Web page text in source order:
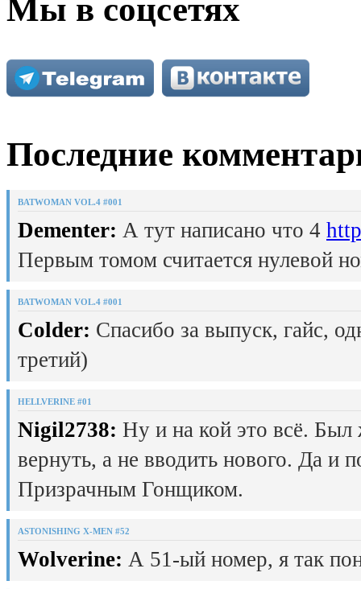
Мы в соцсетях
Последние
BATWOMAN VOL.4 #001
Dementer: А тут написано что 4
Первым томом считается нулевой
BATWOMAN VOL.4 #001
Colder: Спасибо за выпуск, гайс,
третий)
HELLVERINE #01
Nigil2738: Ну и на кой это всё.
вернуть, а не вводить нового. Да и
Призрачным Гонщиком.
ASTONISHING X-MEN #52
Wolverine: А 51-ый номер, я так